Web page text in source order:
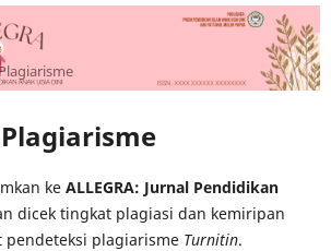
ke ALLEGRA: Jurnal Pendidikan
dicek tingkat plagiasi dan kemiripan
pendeteksi plagiarisme Turnitin.